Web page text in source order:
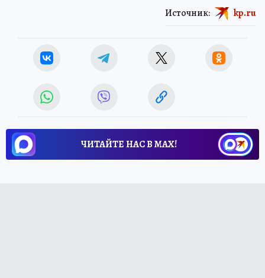
Источник: kp.ru
ЧИТАЙТЕ НАС В МАХ!